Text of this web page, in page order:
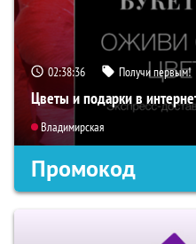
02:38:35 Получи первым!
Цветы и подарки в
Владимирская
Промокод